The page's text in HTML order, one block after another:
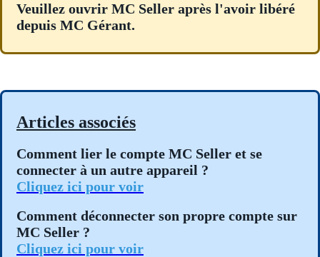
Veuillez ouvrir MC Seller après l'avoir libéré
depuis MC Gérant.
Articles associés
Comment lier le compte MC Seller et se
connecter à un autre appareil ?
Cliquez ici pour voir
Comment déconnecter son propre compte sur
MC Seller ?
Cliquez ici pour voir